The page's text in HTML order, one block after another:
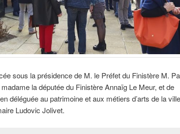
sous la présidence de M. le Préfet du Finistère M.
la députée du Finistère Annaïg Le Meur, et de
déléguée au patrimoine et aux métiers d’arts de la
Ludovic Jolivet.